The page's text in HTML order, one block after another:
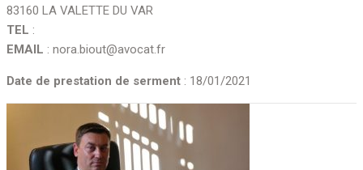
83160 LA VALETTE DU VAR
TEL :
EMAIL : nora.biout@avocat.fr
Date de prestation de serment : 18/01/2021